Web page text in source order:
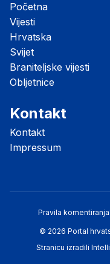
Početna
Vijesti
Hrvatska
Svijet
Braniteljske vijesti
Obljetnice
Kontakt
Kontakt
Impressum
Pravila komentiranja
© 2026 Portal
Stranicu izradili